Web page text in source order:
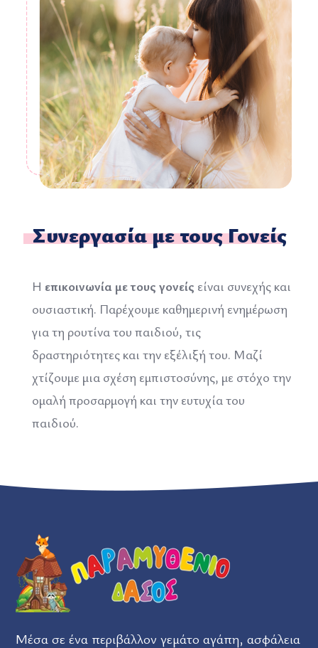
Συνεργασία με τους Γονείς
Η επικοινωνία με τους γονείς είναι συνεχής και
ουσιαστική. Παρέχουμε καθημερινή ενημέρωση
για τη ρουτίνα του παιδιού, τις
δραστηριότητες και την εξέλιξή του. Μαζί
χτίζουμε μια σχέση εμπιστοσύνης, με στόχο την
ομαλή προσαρμογή και την ευτυχία του
παιδιού.
Μέσα σε ένα περιβάλλον γεμάτο αγάπη, ασφάλεια